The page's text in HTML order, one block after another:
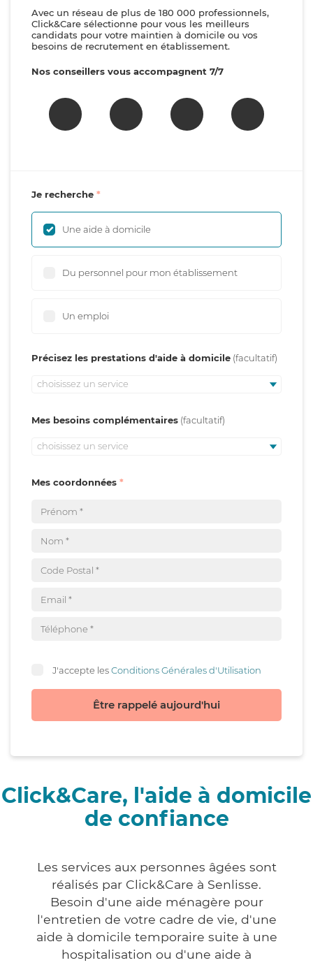
Avec un réseau de plus de 180 000 professionnels,
Click&Care sélectionne pour vous les meilleurs
candidats pour votre maintien à domicile ou vos
besoins de recrutement en établissement.
Nos conseillers vous accompagnent 7/7
Je recherche
Une aide à domicile
Du personnel pour mon établissement
Un emploi
Précisez les prestations d'aide à domicile
choisissez un service
Mes besoins complémentaires
choisissez un service
Mes coordonnées
J'accepte lesConditions Générales d'Utilisation
Être rappelé aujourd'hui
Click&Care, l'aide à domicile
de confiance
Les services aux personnes âgées sont
réalisés par Click&Care à Senlisse.
Besoin d'une aide ménagère pour
l'entretien de votre cadre de vie, d'une
aide à domicile temporaire suite à une
hospitalisation ou d'une aide à